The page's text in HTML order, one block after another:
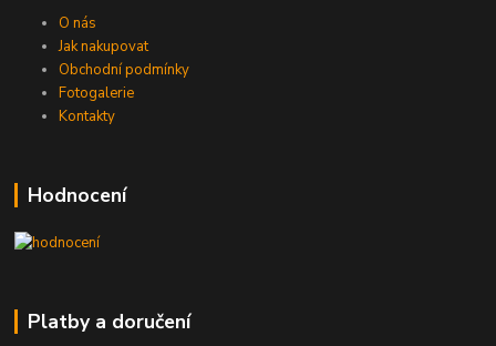
O nás
Jak nakupovat
Obchodní podmínky
Fotogalerie
Kontakty
Hodnocení
Platby a doručení